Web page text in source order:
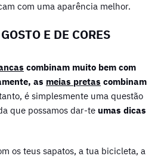
com uma aparência melhor.
E DE CORES
combinam muito bem com
as meias pretas combinam
é simplesmente uma questão
que possamos dar-te umas dicas
os teus sapatos, a tua bicicleta, a